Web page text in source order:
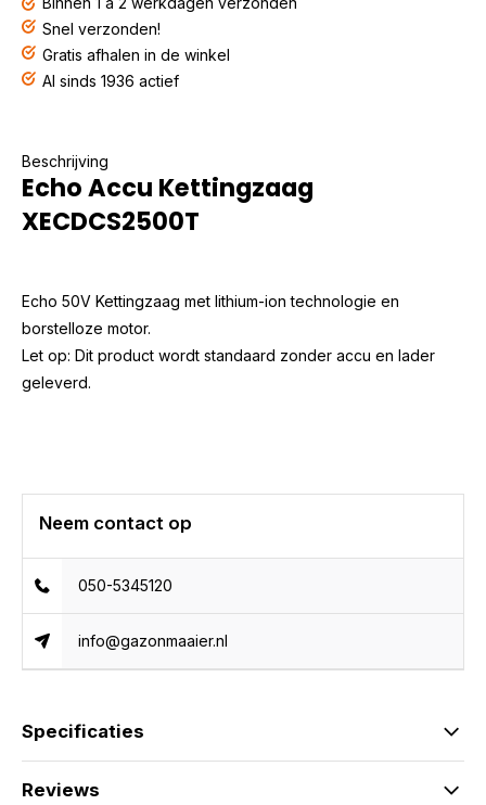
Snel verzonden!
Gratis afhalen in de winkel
Al sinds 1936 actief
Beschrijving
Echo Accu Kettingzaag
XECDCS2500T
Echo 50V Kettingzaag met lithium-ion technologie en
borstelloze motor.
Let op: Dit product wordt standaard zonder accu en lader
geleverd.
Neem contact op
050-5345120
info@gazonmaaier.nl
Specificaties
Reviews